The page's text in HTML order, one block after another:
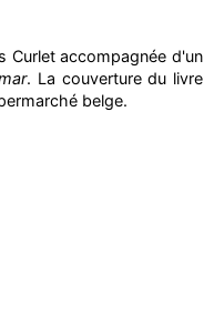
Curlet accompagnée d'un
. La couverture du livre
belge.